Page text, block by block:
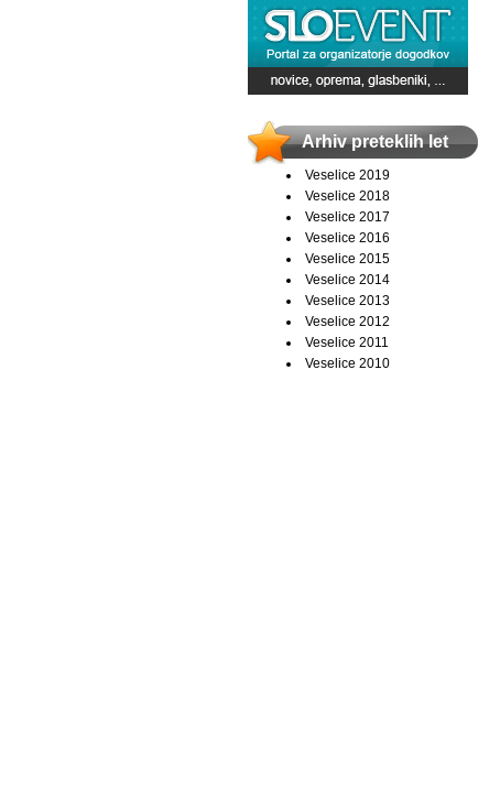
Arhiv preteklih let
Veselice 2019
Veselice 2018
Veselice 2017
Veselice 2016
Veselice 2015
Veselice 2014
Veselice 2013
Veselice 2012
Veselice 2011
Veselice 2010